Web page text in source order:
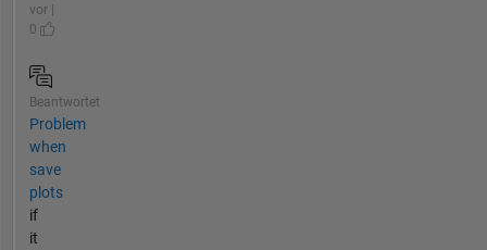
vor |
0
Beantwortet
Problem
when
save
plots
if
it